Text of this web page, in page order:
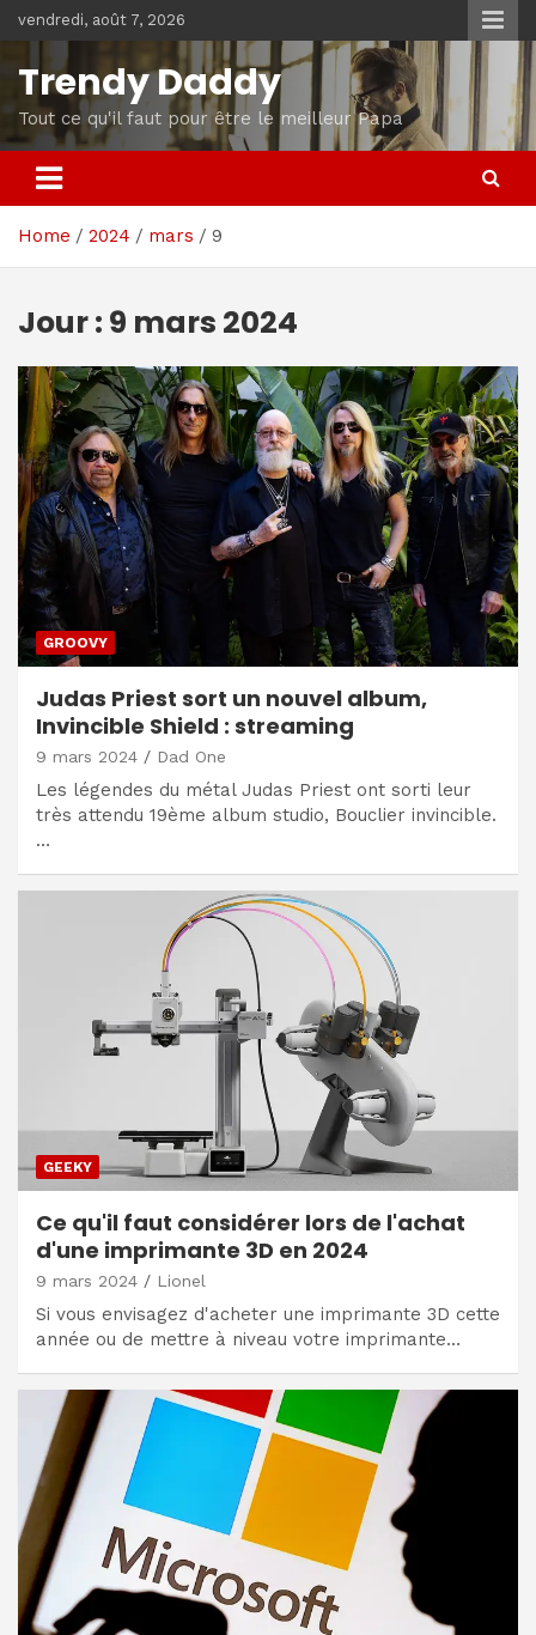
to
content
vendredi, août 7, 2026
Trendy Daddy
Tout ce qu'il faut pour être le meilleur Papa
Home 2024 mars 9
Jour : 9 mars 2024
GROOVY
Judas Priest sort un nouvel album,
Invincible Shield : streaming
9 mars 2024 Dad One
Les légendes du métal Judas Priest ont sorti leur
très attendu 19ème album studio, Bouclier invincible.
…
GEEKY
Ce qu'il faut considérer lors de l'achat
d'une imprimante 3D en 2024
9 mars 2024 Lionel
Si vous envisagez d'acheter une imprimante 3D cette
année ou de mettre à niveau votre imprimante…